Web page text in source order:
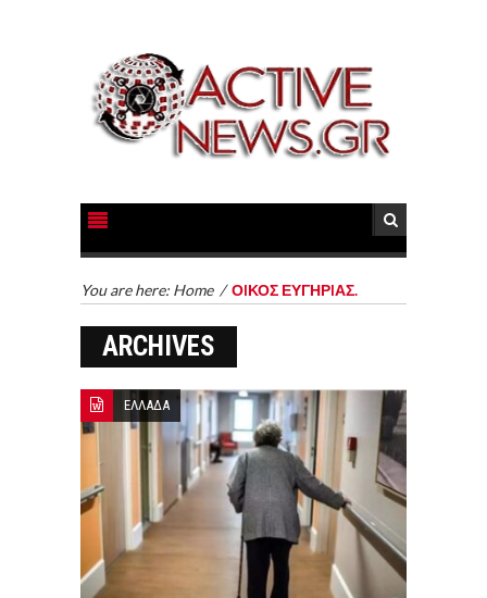
You are here: Home /ΟIΚΟΣ ΕΥΓΗΡIΑΣ.
ARCHIVES
ΕΛΛΑΔΑ